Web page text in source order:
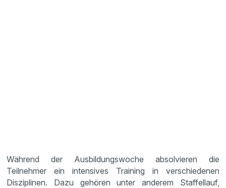
Während der Ausbildungswoche absolvieren die
Teilnehmer ein intensives Training in verschiedenen
Disziplinen. Dazu gehören unter anderem Staffellauf,